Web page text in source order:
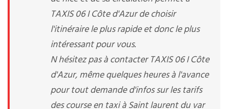
TAXIS 06 I Côte d'Azur de choisir
l'itinéraire le plus rapide et donc le plus
intéressant pour vous.
N hésitez pas à contacter TAXIS 06 I Côte
d'Azur, même quelques heures à l'avance
pour tout demande d'infos sur les tarifs
des course en taxi à Saint laurent du var